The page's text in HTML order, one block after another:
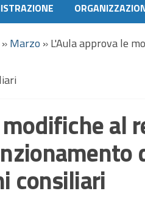
»Marzo »L'Aula approva le
al
consiliari